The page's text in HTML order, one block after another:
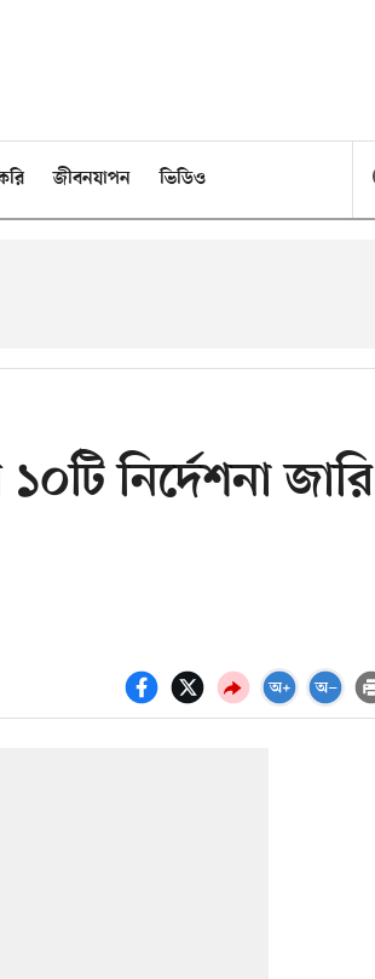
জীবনযাপন ভিডিও
নির্দেশনা জারি